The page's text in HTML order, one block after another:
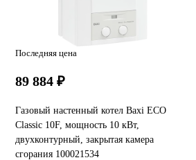
Последняя цена
89 884 ₽
Газовый настенный котел Baxi ECO
Classic 10F, мощность 10 кВт,
двухконтурный, закрытая камера
сгорания 100021534